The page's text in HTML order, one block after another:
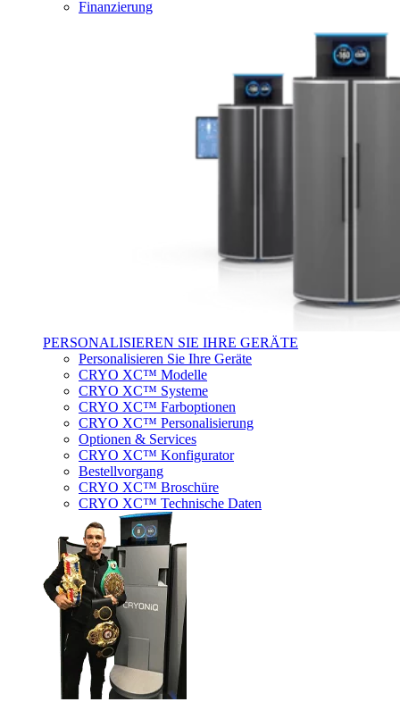
Finanzierung
PERSONALISIEREN SIE IHRE GERÄTE
Personalisieren Sie Ihre Geräte
CRYO XC™ Modelle
CRYO XC™ Systeme
CRYO XC™ Farboptionen
CRYO XC™ Personalisierung
Optionen & Services
CRYO XC™ Konfigurator
Bestellvorgang
CRYO XC™ Broschüre
CRYO XC™ Technische Daten